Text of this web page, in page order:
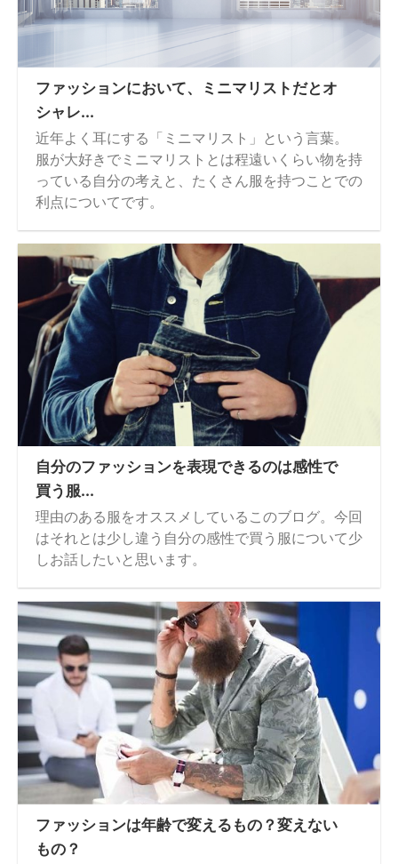
ファッションにおいて、ミニマリストだとオ
シャレ...
近年よく耳にする「ミニマリスト」という言葉。
服が大好きでミニマリストとは程遠いくらい物を持
っている自分の考えと、たくさん服を持つことでの
利点についてです。
自分のファッションを表現できるのは感性で
買う服...
理由のある服をオススメしているこのブログ。今回
はそれとは少し違う自分の感性で買う服について少
しお話したいと思います。
ファッションは年齢で変えるもの？変えない
もの？